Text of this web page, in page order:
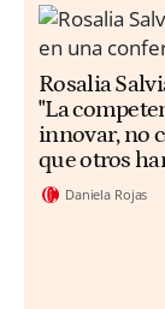
Rosalia
"La
innovar, no
que otros
Daniela Rojas